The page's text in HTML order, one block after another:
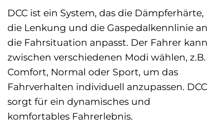
DCC ist ein System, das die Dämpferhärte,
die Lenkung und die Gaspedalkennlinie an
die Fahrsituation anpasst. Der Fahrer kann
zwischen verschiedenen Modi wählen, z.B.
Comfort, Normal oder Sport, um das
Fahrverhalten individuell anzupassen. DCC
sorgt für ein dynamisches und
komfortables Fahrerlebnis.